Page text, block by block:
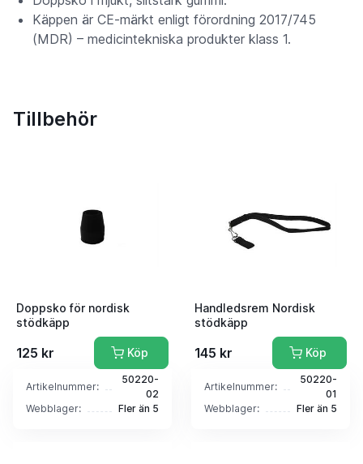
Käppen är CE-märkt enligt förordning 2017/745
(MDR) – medicintekniska produkter klass 1.
Tillbehör
Doppsko för nordisk
stödkäpp
125 kr Köp
Artikelnummer:
50220-
02
Webblager:
Fler än 5
Handledsrem Nordisk
stödkäpp
145 kr Köp
Artikelnummer:
50220-
01
Webblager:
Fler än 5